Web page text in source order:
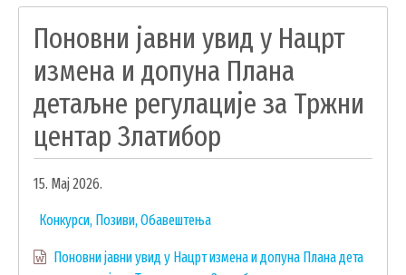
КУЛТУРА
ОБРАЗОВАЊЕ
УДРУЖЕЊА И НВО
ЛОКАЛНА САМОУПРАВА
СКУПШТИНА
ПРЕДСЕДНИК
ОПШТИНСКА УПРАВА
ОПШТИНСКО ПРАВОБРАНИЛАШТВО
Поновни јавни увид у Нацрт
измена и допуна Плана
детаљне регулације за Тржни
центар Златибор
15. Мај 2026.
Конкурси, Позиви, Обавештења
Поновни јавни увид у Нацрт измена и допуна Плана дета